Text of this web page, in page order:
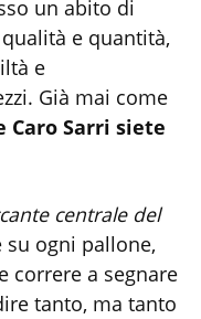
un abito di
e quantità,
e
Già mai come
Caro Sarri siete
centrale del
ogni pallone,
correre a segnare
tanto, ma tanto